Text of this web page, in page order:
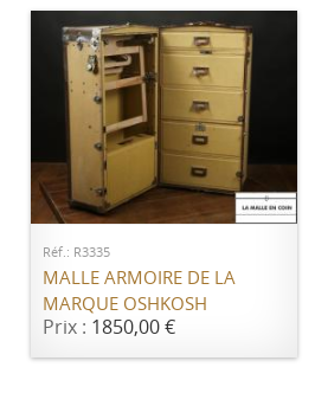
AJOUTER AU PANIER
Réf.: R3335
MALLE ARMOIRE DE LA
MARQUE OSHKOSH
Prix : 1850,00 €